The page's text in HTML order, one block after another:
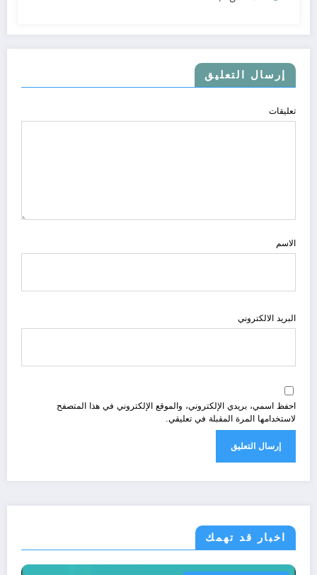
إرسال التعليق
تعليقات
الاسم
البريد الالكتروني
احفظ اسمي، بريدي الإلكتروني، والموقع الإلكتروني في هذا المتصفح
لاستخدامها المرة المقبلة في تعليقي.
اخبار قد تهمك